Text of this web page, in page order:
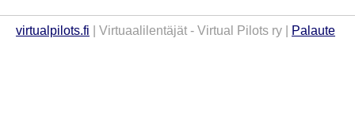
virtualpilots.fi | Virtuaalilentäjät - Virtual Pilots ry | Palaute